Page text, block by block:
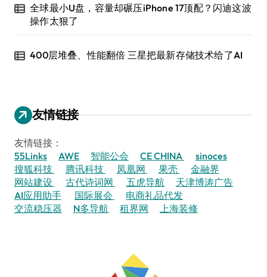
全球最小U盘，容量却碾压iPhone 17顶配？闪迪这波
操作太狠了
400层堆叠、性能翻倍 三星把最新存储技术给了AI
友情链接
友情链接：
55Links
AWE 智能公会 CE CHINA
sinoces
搜狐科技
腾讯科技 凤凰网 果壳
金融界
网站建设
古代诗词网 五虎导航
天津博涛广告
AI应用助手
国际展会
电商礼品代发
交流稳压器
N多导航 租界网 上海装修